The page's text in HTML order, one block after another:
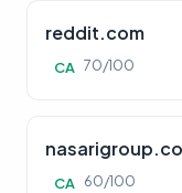
reddit.com
CA 70/100
CA 60/100